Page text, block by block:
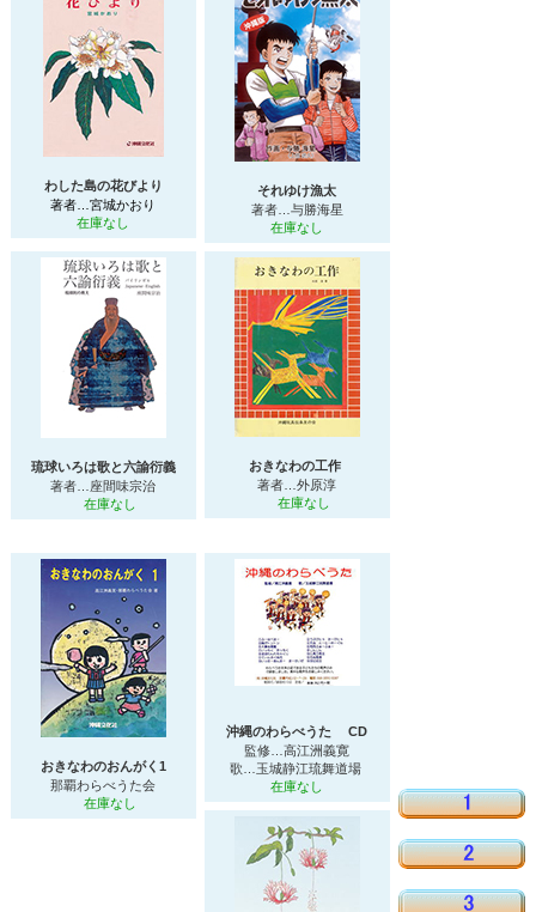
わした島の花びより
著者…宮城かおり
在庫なし
それゆけ漁太
著者…与勝海星
在庫なし
琉球いろは歌と六諭衍義
著者…座間味宗治
在庫なし
おきなわの工作
著者…外原淳
在庫なし
おきなわのおんがく1
那覇わらべうた会
在庫なし
沖縄のわらべうた CD
監修…高江洲義寛
歌…玉城静江琉舞道場
在庫なし